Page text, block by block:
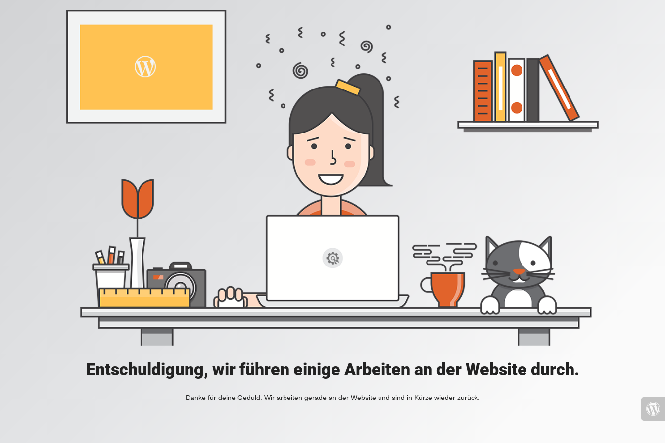
Entschuldigung, wir führen einige Arbeiten an der Website durch.
Danke für deine Geduld. Wir arbeiten gerade an der Website und sind in Kürze wieder zurück.